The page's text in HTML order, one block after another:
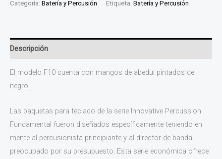
Categoría: Batería y Percusión Etiqueta: Batería y Percusión
Descripción
El modelo F10 cuenta con mangos de abedul pintados de
negro.
Las baquetas para teclado de la serie Innovative Percussion
Fundamental fueron diseñados específicamente teniendo en
mente al percusionista principiante y al director de banda
preocupado por su presupuesto. Esta serie económica ofrece